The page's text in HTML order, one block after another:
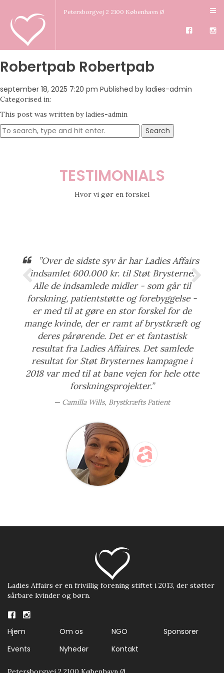
Petersborgvej 2 2100 København Ø
Robertpab Robertpab
september 18, 2025 7:20 pm Published by ladies-admin
Categorised in:
This post was written by ladies-admin
Search
TESTIMONIALS
Hvor vi gør en forskel
”Over de sidste syv år har Ladies Affairs
indsamlet 600.000 kr. til Støt Brysterne.
Alle de indsamlede midler - som går til
forskning, patientstøtte og forebyggelse -
er med til at gøre en stor forskel for de
mange kvinde, der er ramt af brystkræft og
deres pårørende. Det er et fantastisk
resultat fra Ladies Affaires. Det samlede
resultat for Støt Brysternes kampagne i
2018 var med til at bane vejen for hele otte
forskningsprojekter.”
Camilla Wills, Brystkræfts Patient
Ladies Affairs er en frivillig forening stiftet i 2013, der støtter
sårbare kvinder og børn.
Hjem Om os NGO
Sponsorer
Events
Nyheder Kontakt